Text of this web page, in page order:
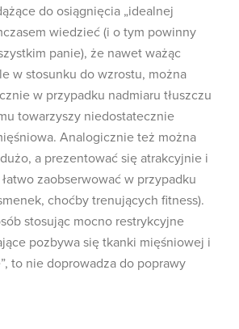
do osiągnięcia „idealnej
wiedzieć (i o tym powinny
panie), że nawet ważąc
w stosunku do wzrostu, można
w przypadku nadmiaru tłuszczu
towarzyszy niedostatecznie
Analogicznie też można
a prezentować się atrakcyjnie i
zaobserwować w przypadku
choćby trenujących fitness).
stosując mocno restrykcyjne
pozbywa się tkanki mięśniowej i
to nie doprowadza do poprawy